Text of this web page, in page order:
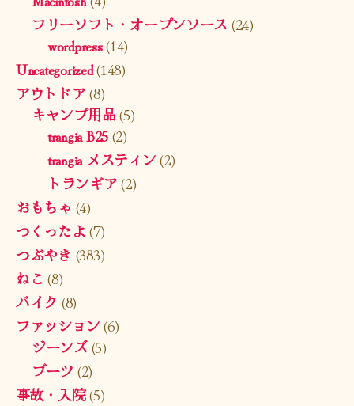
フリーソフト・オープンソース (24)
wordpress(14)
Uncategorized(148)
アウトドア(8)
キャンプ用品(5)
trangia B25(2)
trangia メスティン(2)
トランギア(2)
おもちゃ (4)
つくったよ(7)
つぶやき (383)
ねこ (8)
バイク (8)
ファッション(6)
ジーンズ(5)
ブーツ (2)
事故・入院(5)